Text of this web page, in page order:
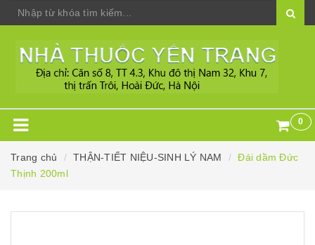
0
Trang chủ THẬN-TIẾT NIỆU-SINH LÝ NAM
Đái dầm Đức
Thịnh 200ml